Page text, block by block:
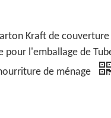
Kraft de
pour l'emballage de
de ménage